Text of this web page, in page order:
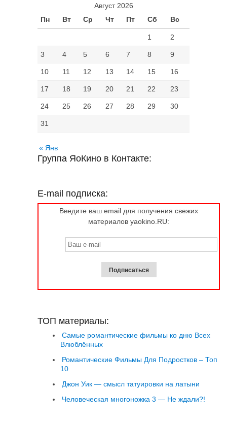
Август 2026
Пн
Вт Ср Чт Пт Сб Вс
1 2
3 4 5 6 7 8 9
10 11 12 13 14 15 16
17 18 19 20 21 22 23
24 25 26 27 28 29 30
31
« Янв
Группа ЯоКино в Контакте:
E-mail подписка:
Введите ваш email для получения свежих
материалов yaokino.RU:
ТОП материалы:
Самые романтические фильмы ко дню Всех
Влюблённых
Романтические Фильмы Для Подростков – Топ
10
Джон Уик — смысл татуировки на латыни
Человеческая многоножка 3 — Не ждали?!